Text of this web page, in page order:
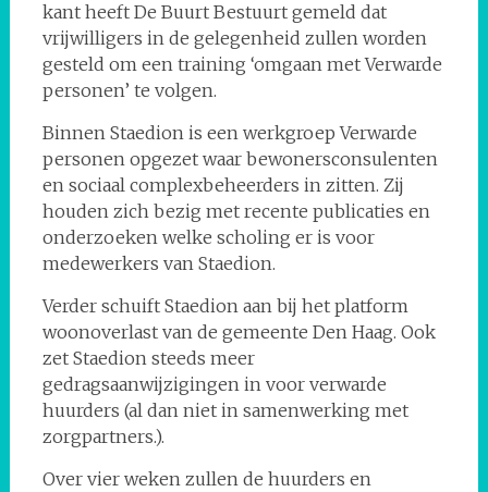
kant heeft De Buurt Bestuurt gemeld dat
vrijwilligers in de gelegenheid zullen worden
gesteld om een training ‘omgaan met Verwarde
personen’ te volgen.
Binnen Staedion is een werkgroep Verwarde
personen opgezet waar bewonersconsulenten
en sociaal complexbeheerders in zitten. Zij
houden zich bezig met recente publicaties en
onderzoeken welke scholing er is voor
medewerkers van Staedion.
Verder schuift Staedion aan bij het platform
woonoverlast van de gemeente Den Haag. Ook
zet Staedion steeds meer
gedragsaanwijzigingen in voor verwarde
huurders (al dan niet in samenwerking met
zorgpartners.).
Over vier weken zullen de huurders en